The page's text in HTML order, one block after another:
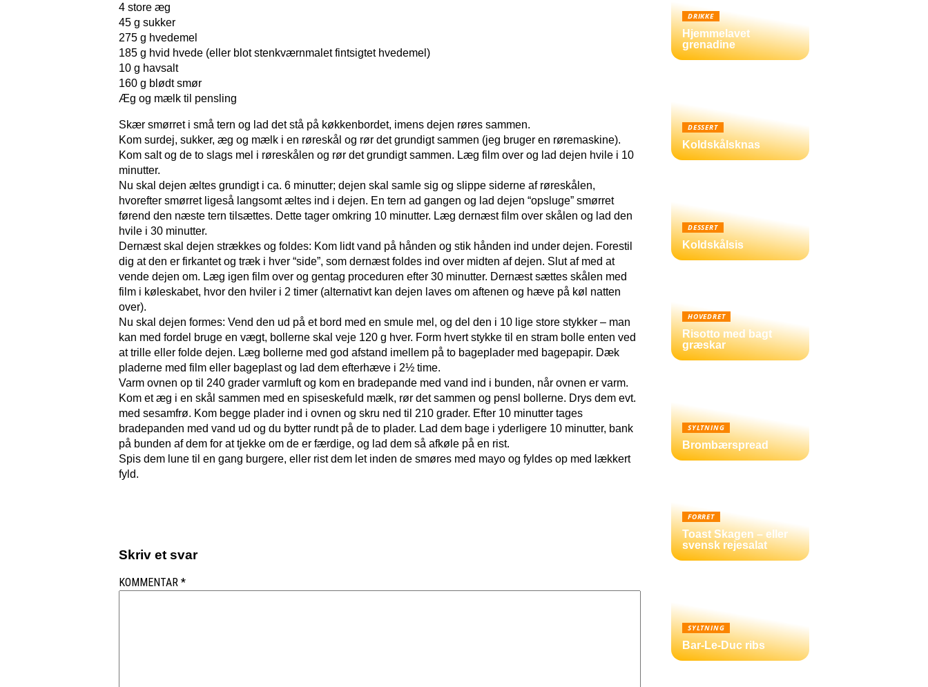
4 store æg
45 g sukker
275 g hvedemel
185 g hvid hvede (eller blot stenkværnmalet fintsigtet hvedemel)
10 g havsalt
160 g blødt smør
Æg og mælk til pensling
Skær smørret i små tern og lad det stå på køkkenbordet, imens dejen røres sammen.
Kom surdej, sukker, æg og mælk i en røreskål og rør det grundigt sammen (jeg bruger en røremaskine).
Kom salt og de to slags mel i røreskålen og rør det grundigt sammen. Læg film over og lad dejen hvile i 10
minutter.
Nu skal dejen æltes grundigt i ca. 6 minutter; dejen skal samle sig og slippe siderne af røreskålen,
hvorefter smørret ligeså langsomt æltes ind i dejen. En tern ad gangen og lad dejen “opsluge” smørret
førend den næste tern tilsættes. Dette tager omkring 10 minutter. Læg dernæst film over skålen og lad den
hvile i 30 minutter.
Dernæst skal dejen strækkes og foldes: Kom lidt vand på hånden og stik hånden ind under dejen. Forestil
dig at den er firkantet og træk i hver “side”, som dernæst foldes ind over midten af dejen. Slut af med at
vende dejen om. Læg igen film over og gentag proceduren efter 30 minutter. Dernæst sættes skålen med
film i køleskabet, hvor den hviler i 2 timer (alternativt kan dejen laves om aftenen og hæve på køl natten
over).
Nu skal dejen formes: Vend den ud på et bord med en smule mel, og del den i 10 lige store stykker – man
kan med fordel bruge en vægt, bollerne skal veje 120 g hver. Form hvert stykke til en stram bolle enten ved
at trille eller folde dejen. Læg bollerne med god afstand imellem på to bageplader med bagepapir. Dæk
pladerne med film eller bageplast og lad dem efterhæve i 2½ time.
Varm ovnen op til 240 grader varmluft og kom en bradepande med vand ind i bunden, når ovnen er varm.
Kom et æg i en skål sammen med en spiseskefuld mælk, rør det sammen og pensl bollerne. Drys dem evt.
med sesamfrø. Kom begge plader ind i ovnen og skru ned til 210 grader. Efter 10 minutter tages
bradepanden med vand ud og du bytter rundt på de to plader. Lad dem bage i yderligere 10 minutter, bank
på bunden af dem for at tjekke om de er færdige, og lad dem så afkøle på en rist.
Spis dem lune til en gang burgere, eller rist dem let inden de smøres med mayo og fyldes op med lækkert
fyld.
Skriv et svar
KOMMENTAR *
DRIKKE
Hjemmelavet
grenadine
DESSERT
Koldskålsknas
DESSERT
Koldskålsis
HOVEDRET
Risotto med bagt
græskar
SYLTNING
Brombærspread
FORRET
Toast Skagen – eller
svensk rejesalat
SYLTNING
Bar-Le-Duc ribs